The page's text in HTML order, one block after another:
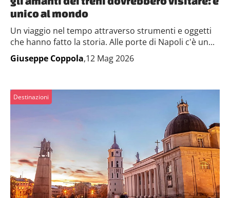
unico al mondo
Un viaggio nel tempo attraverso strumenti e oggetti
che hanno fatto la storia. Alle porte di Napoli c'è un...
Giuseppe Coppola,12 Mag 2026
Destinazioni